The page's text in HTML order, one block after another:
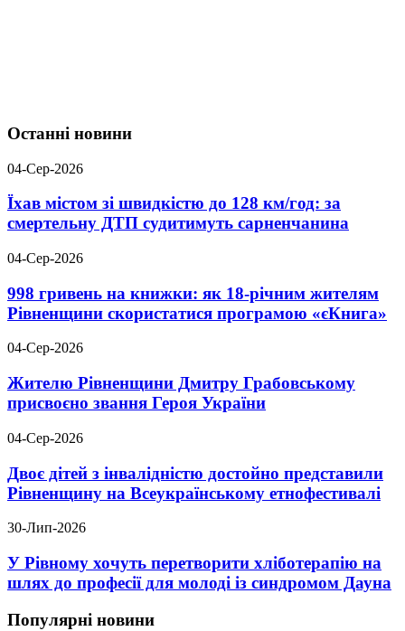
Останні новини
04-Сер-2026
Їхав містом зі швидкістю до 128 км/год: за
смертельну ДТП судитимуть сарненчанина
04-Сер-2026
998 гривень на книжки: як 18-річним жителям
Рівненщини скористатися програмою «єКнига»
04-Сер-2026
Жителю Рівненщини Дмитру Грабовському
присвоєно звання Героя України
04-Сер-2026
Двоє дітей з інвалідністю достойно представили
Рівненщину на Всеукраїнському етнофестивалі
30-Лип-2026
У Рівному хочуть перетворити хліботерапію на
шлях до професії для молоді із синдромом Дауна
Популярні новини